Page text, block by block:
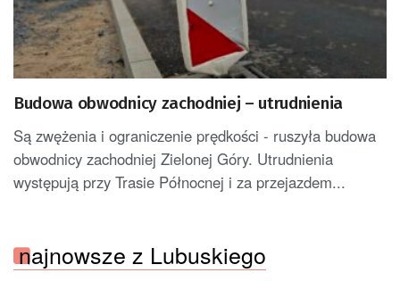
Budowa obwodnicy zachodniej – utrudnienia
Są zwężenia i ograniczenie prędkości - ruszyła budowa
obwodnicy zachodniej Zielonej Góry. Utrudnienia
występują przy Trasie Północnej i za przejazdem...
najnowsze z Lubuskiego